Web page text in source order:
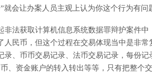
就会让办案人员主观上认为你这个行为有问
非法获取计算机信息系统数据罪辩护案件
人民币，但这个过程在交易体现当中是非
录、币币交易记录、法币交易记录，每份
、资金账户的转入转出等等，只有把整个